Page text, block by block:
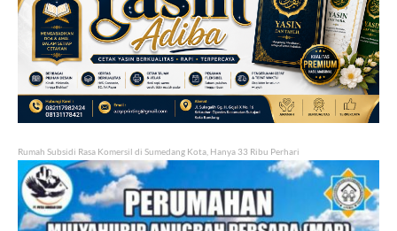
Rumah Subsidi Rasa Komersil di Sumedang Kota, Hanya 33 Ribu Perhari